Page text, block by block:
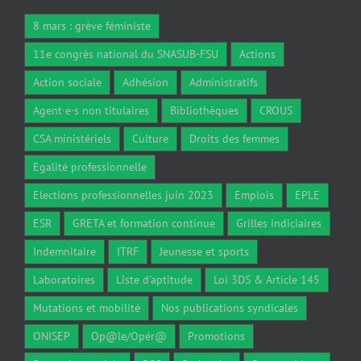
8 mars : grève féministe
11e congrès national du SNASUB-FSU
Actions
Action sociale
Adhésion
Administratifs
Agent·e·s non titulaires
Bibliothèques
CROUS
CSA ministériels
Culture
Droits des femmes
Egalité professionnelle
Elections professionnelles juin 2023
Emplois
EPLE
ESR
GRETA et formation continue
Grilles indiciaires
Indemnitaire
ITRF
Jeunesse et sports
Laboratoires
Liste d'aptitude
Loi 3DS & Article 145
Mutations et mobilité
Nos publications syndicales
ONISEP
Op@le/Opér@
Promotions